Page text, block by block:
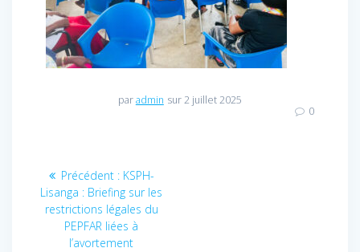
paradmin sur 2 juillet 2025
0
Navigation
l’article
Précédent : Article
précédent
:
KSPH-
Lisanga : Briefing sur les
restrictions légales du
PEPFAR liées à
l’avortement